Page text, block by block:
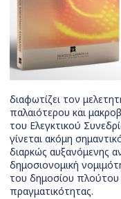
διαφωτίζει τον
παλαιότερου και
του Ελεγκτικού
γίνεται ακόμη
διαρκώς αυξανόμενης
δημοσιονομική
του δημοσίου πλούτου
πραγματικότητας.